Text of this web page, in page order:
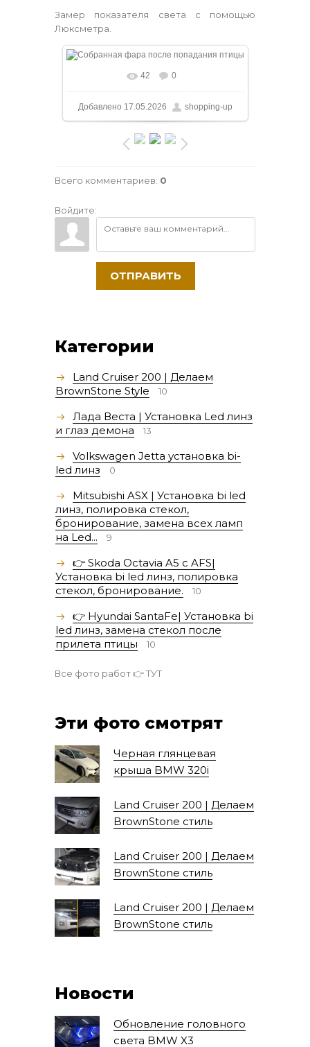
Замер показателя света с помощью
Люксметра.
В реальном размере
221.3Kb
42 0
Добавлено 17.05.2026 shopping-up
Всего комментариев: 0
Войдите:
ОТПРАВИТЬ
Категории
Land Cruiser 200 | Делаем
BrownStone Style
10
Лада Веста | Установка Led линз
и глаз демона
13
Volkswagen Jetta установка bi-
led линз
0
Mitsubishi ASX | Установка bi led
линз, полировка стекол,
бронирование, замена всех ламп
на Led...
9
👉 Skoda Octavia A5 с AFS|
Установка bi led линз, полировка
стекол, бронирование.
10
👉 Hyundai SantaFe| Установка bi
led линз, замена стекол после
прилета птицы
10
Все фото работ 👉ТУТ
Эти фото смотрят
Черная глянцевая
крыша BMW 320i
Land Cruiser 200 | Делаем
BrownStone стиль
Land Cruiser 200 | Делаем
BrownStone стиль
Land Cruiser 200 | Делаем
BrownStone стиль
Новости
Обновление головного
света BMW X3